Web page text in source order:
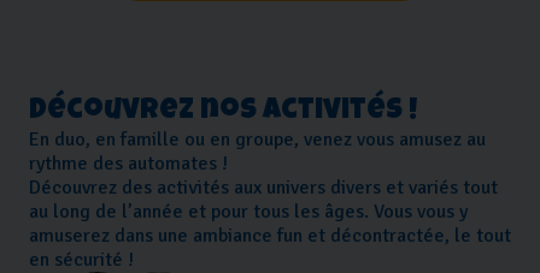
Découvrez nos activités !
En duo, en famille ou en groupe, venez vous amusez au
rythme des automates !
Découvrez des activités aux univers divers et variés tout
au long de l’année et pour tous les âges. Vous vous y
amuserez dans une ambiance fun et décontractée, le tout
en sécurité !